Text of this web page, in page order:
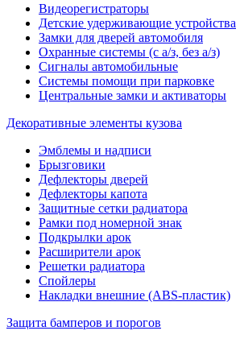
Видеорегистраторы
Детские удерживающие устройства
Замки для дверей автомобиля
Охранные системы (с а/з, без а/з)
Сигналы автомобильные
Системы помощи при парковке
Центральные замки и активаторы
Декоративные элементы кузова
Эмблемы и надписи
Брызговики
Дефлекторы дверей
Дефлекторы капота
Защитные сетки радиатора
Рамки под номерной знак
Подкрылки арок
Расширители арок
Решетки радиатора
Спойлеры
Накладки внешние (ABS-пластик)
Защита бамперов и порогов